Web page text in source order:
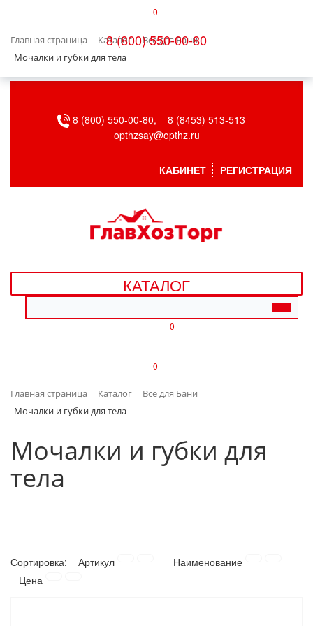
0
8 (800) 550-00-80
Главная страница Каталог
Все для Бани
Мочалки и губки для тела
БЫТОВАЯ ТЕХНИКА
ВЕНТИЛЯЦИЯ
ДАЧА, САД И ОГОРОД
ДЕТСКИЕ ТОВАРЫ
ИНТЕРЬЕР
КЛИМАТИЧЕСКАЯ ТЕХНИКА
НАСОСНОЕ ОБОРУДОВАНИЕ
8 (800) 550-00-80,
8 (8453) 513-513
opthzsay@opthz.ru
КАБИНЕТ РЕГИСТРАЦИЯ
КАТАЛОГ
0
0
Главная страница Каталог
Все для Бани
Мочалки и губки для тела
Мочалки и губки для
тела
Сортировка: Артикул
Наименование
Цена